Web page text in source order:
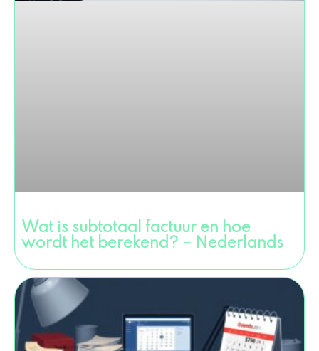
Wat is subtotaal factuur en hoe
wordt het berekend? – Nederlands